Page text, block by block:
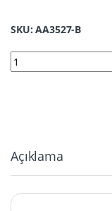
SKU: AA3527-B
3527-B | Renault
Açıklama